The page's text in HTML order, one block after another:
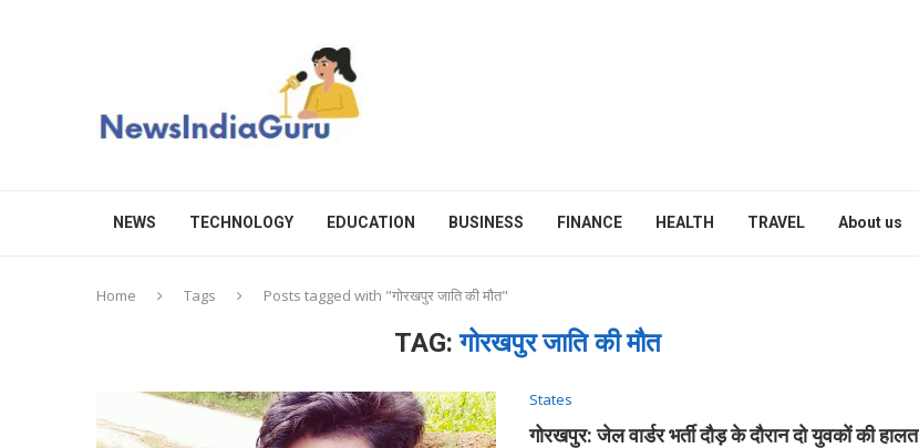
NEWS TECHNOLOGY EDUCATION BUSINESS FINANCE HEALTH TRAVEL About us
Home Tags Posts tagged with "गोरखपुर जाति की मौत"
TAG:गोरखपुर जाति की मौत
States
गोरखपुर: जेल वार्डर भर्ती दौड़ के दौरान दो युवकों की हालत